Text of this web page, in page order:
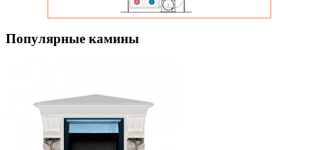
Популярные камины